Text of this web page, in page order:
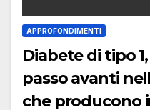
APPROFONDIMENTI
Diabete di tipo
passo avanti
che producono